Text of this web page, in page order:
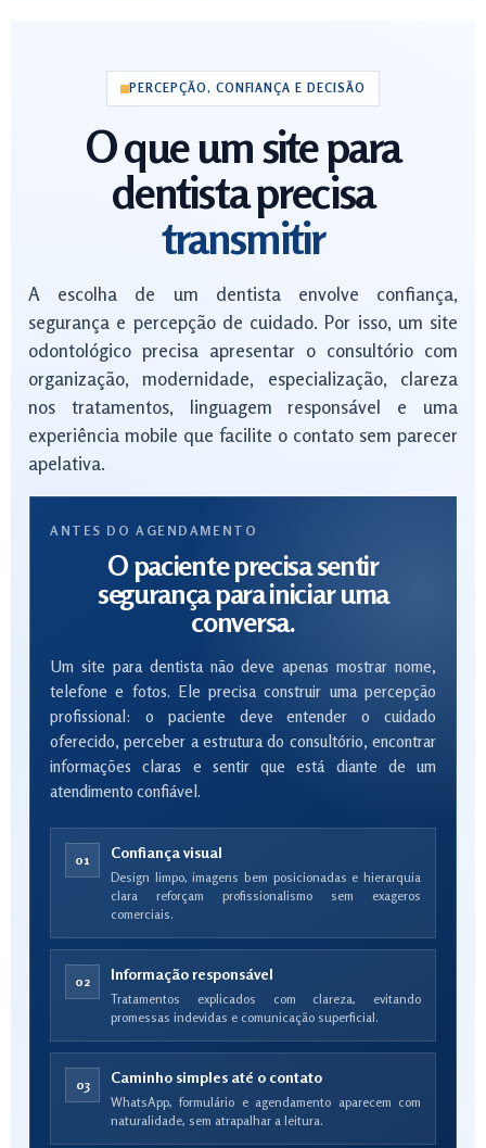
PERCEPÇÃO, CONFIANÇA E DECISÃO
O que um site para
dentista precisa
transmitir
A escolha de um dentista envolve confiança,
segurança e percepção de cuidado. Por isso, um site
odontológico precisa apresentar o consultório com
organização, modernidade, especialização, clareza
nos tratamentos, linguagem responsável e uma
experiência mobile que facilite o contato sem parecer
apelativa.
ANTES DO AGENDAMENTO
O paciente precisa sentir
segurança para iniciar uma
conversa.
Um site para dentista não deve apenas mostrar nome,
telefone e fotos. Ele precisa construir uma percepção
profissional: o paciente deve entender o cuidado
oferecido, perceber a estrutura do consultório, encontrar
informações claras e sentir que está diante de um
atendimento confiável.
01 Confiança visual
Design limpo, imagens bem posicionadas e hierarquia
clara reforçam profissionalismo sem exageros
comerciais.
02 Informação responsável
Tratamentos explicados com clareza, evitando
promessas indevidas e comunicação superficial.
03 Caminho simples até o contato
WhatsApp, formulário e agendamento aparecem com
naturalidade, sem atrapalhar a leitura.